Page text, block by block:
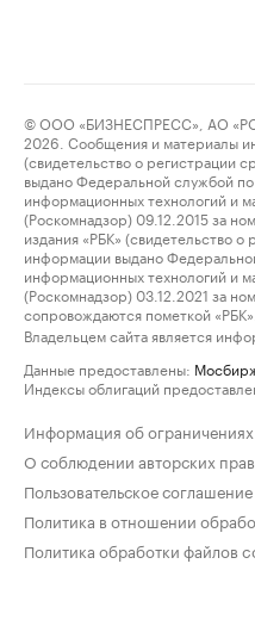
© ООО «БИЗНЕСПРЕСС», АО
2026. Сообщения и материалы
(свидетельство о регистрации
выдано Федеральной службой
информационных технологий и
(Роскомнадзор) 09.12.2015 за
издания «РБК» (свидетельство
информации выдано
информационных технологий и
(Роскомнадзор) 03.12.2021 за
сопровождаются пометкой «РБК».
Владельцем сайта является
Данные предоставлены:
Индексы облигаций
Информация об ограничениях
О соблюдении авторских прав
Пользовательское соглашение
Политика в отношении
Политика обработки файлов